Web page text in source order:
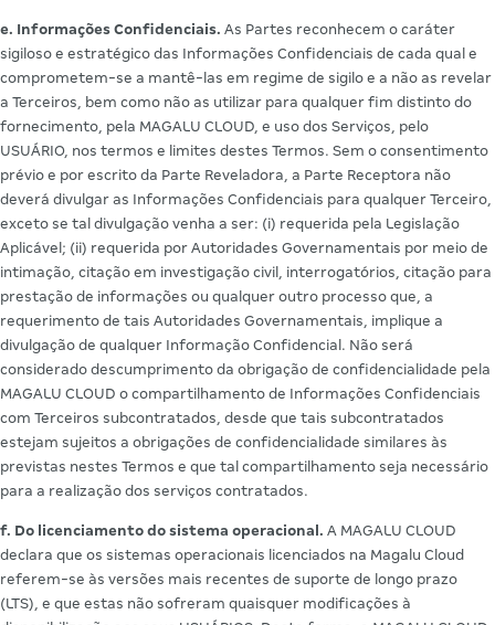
e. Informações Confidenciais. As Partes reconhecem o caráter
sigiloso e estratégico das Informações Confidenciais de cada qual e
comprometem-se a mantê-las em regime de sigilo e a não as revelar
a Terceiros, bem como não as utilizar para qualquer fim distinto do
fornecimento, pela MAGALU CLOUD, e uso dos Serviços, pelo
USUÁRIO, nos termos e limites destes Termos. Sem o consentimento
prévio e por escrito da Parte Reveladora, a Parte Receptora não
deverá divulgar as Informações Confidenciais para qualquer Terceiro,
exceto se tal divulgação venha a ser: (i) requerida pela Legislação
Aplicável; (ii) requerida por Autoridades Governamentais por meio de
intimação, citação em investigação civil, interrogatórios, citação para
prestação de informações ou qualquer outro processo que, a
requerimento de tais Autoridades Governamentais, implique a
divulgação de qualquer Informação Confidencial. Não será
considerado descumprimento da obrigação de confidencialidade pela
MAGALU CLOUD o compartilhamento de Informações Confidenciais
com Terceiros subcontratados, desde que tais subcontratados
estejam sujeitos a obrigações de confidencialidade similares às
previstas nestes Termos e que tal compartilhamento seja necessário
para a realização dos serviços contratados.
f. Do licenciamento do sistema operacional. A MAGALU CLOUD
declara que os sistemas operacionais licenciados na Magalu Cloud
referem-se às versões mais recentes de suporte de longo prazo
(LTS), e que estas não sofreram quaisquer modificações à